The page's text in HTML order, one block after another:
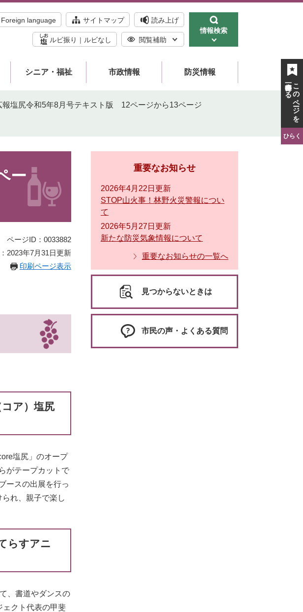
Foreign language サイトマップ 読み上げ
ルビ振り ルビなし 閲覧補助
情報検索
シニア・福祉 市政情報 防災情報
報塩尻令和5年8月号テキスト版 12ページから13ページ
ー
ページID：0033882
2023年7月31日更新
印刷ページ表示
ア）塩尻
塩尻」のオープ
がテープカットで
ースの出展を行っ
れ、親子で楽し
らすアニ
、書道やダンスの
ェクト代表の甲斐
重要なお知らせ
2026年4月22日更新
STOP山火事！林野火災警報につい
て
2026年5月27日更新
新たな防災気象情報について
重要なお知らせの一覧へ
見つからないときは
市民の声・よくある質問
このページを
一時保存する
ひらく